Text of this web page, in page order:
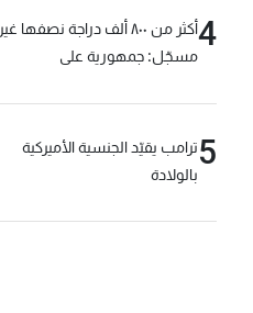
4
أكثر من ٨٠٠ ألف دراجة نصفها غير
مسجّل: جمهورية على
5ترامب يقيّد الجنسية الأميركية
بالولادة